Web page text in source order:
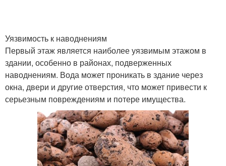
Уязвимость к наводнениям
Первый этаж является наиболее уязвимым этажом в
здании, особенно в районах, подверженных
наводнениям. Вода может проникать в здание через
окна, двери и другие отверстия, что может привести к
серьезным повреждениям и потере имущества.